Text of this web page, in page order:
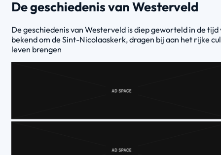
De geschiedenis van Westerveld
De geschiedenis van Westerveld is diep geworteld in de
bekend om de Sint-Nicolaaskerk, dragen bij aan het rijke
leven brengen​